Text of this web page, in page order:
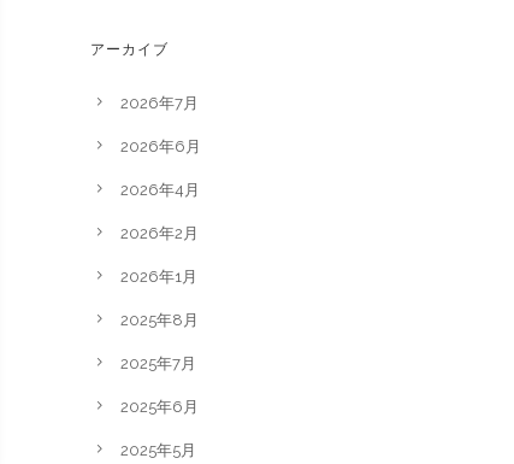
アーカイブ
2026年7月
2026年6月
2026年4月
2026年2月
2026年1月
2025年8月
2025年7月
2025年6月
2025年5月